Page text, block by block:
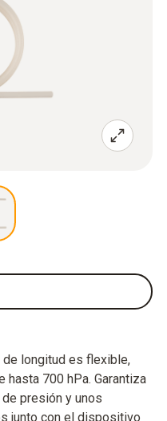
de longitud es flexible,
700 hPa. Garantiza
presión y unos
junto con el dispositivo